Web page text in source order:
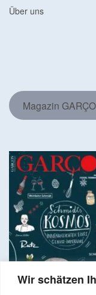
Wir schätzen
Über uns
Magazin